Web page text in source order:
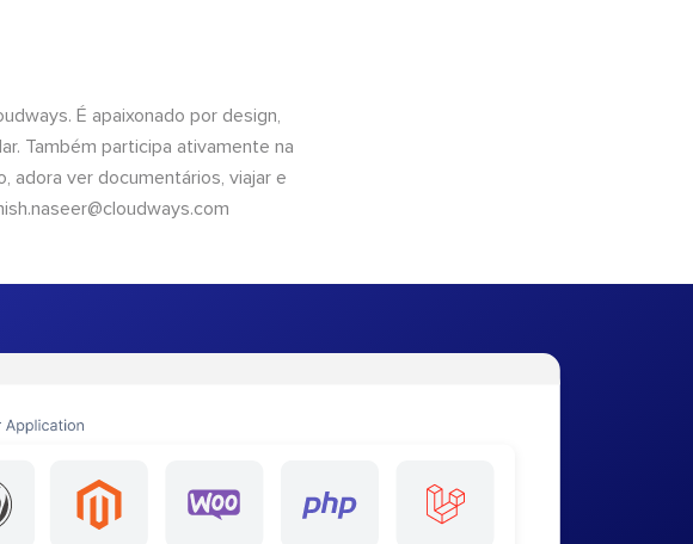
É apaixonado por design,
Também participa ativamente na
adora ver documentários, viajar e